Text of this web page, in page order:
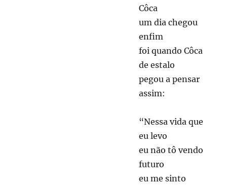
Côca
um dia chegou
enfim
foi quando Côca
de estalo
pegou a pensar
assim:
“Nessa vida que
eu levo
eu não tô vendo
futuro
eu me sinto